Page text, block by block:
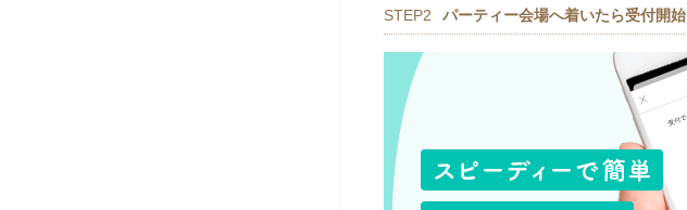
STEP2 パーティー会場へ着いたら受付開始